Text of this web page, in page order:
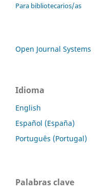
Para bibliotecarios/as
Open Journal Systems
Idioma
English
Español (España)
Português (Portugal)
Palabras clave